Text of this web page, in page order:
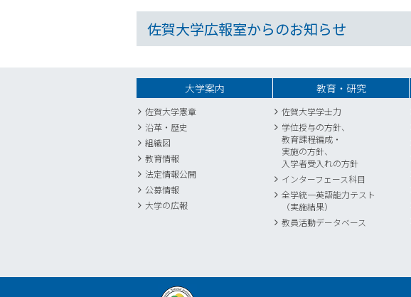
佐賀大学広報室からのお知らせ
大学案内
佐賀大学憲章
沿革・歴史
組織図
教育情報
法定情報公開
公募情報
大学の広報
教育・研究
佐賀大学学士力
学位授与の方針、
教育課程編成・
実施の方針、
入学者受入れの方針
インターフェース科目
全学統一英語能力テスト
（実施結果）
教員活動データベース